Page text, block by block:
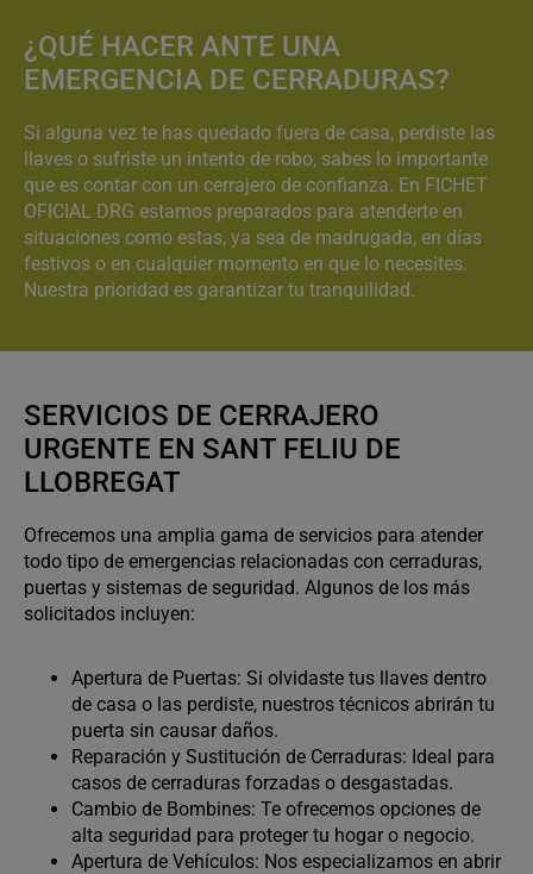
¿QUÉ HACER ANTE UNA
EMERGENCIA DE CERRADURAS?
Si alguna vez te has quedado fuera de casa, perdiste las
llaves o sufriste un intento de robo, sabes lo importante
que es contar con un cerrajero de confianza. En FICHET
OFICIAL DRG estamos preparados para atenderte en
situaciones como estas, ya sea de madrugada, en días
festivos o en cualquier momento en que lo necesites.
Nuestra prioridad es garantizar tu tranquilidad.
SERVICIOS DE CERRAJERO
URGENTE EN SANT FELIU DE
LLOBREGAT
Ofrecemos una amplia gama de servicios para atender
todo tipo de emergencias relacionadas con cerraduras,
puertas y sistemas de seguridad. Algunos de los más
solicitados incluyen:
Apertura de Puertas: Si olvidaste tus llaves dentro
de casa o las perdiste, nuestros técnicos abrirán tu
puerta sin causar daños.
Reparación y Sustitución de Cerraduras: Ideal para
casos de cerraduras forzadas o desgastadas.
Cambio de Bombines: Te ofrecemos opciones de
alta seguridad para proteger tu hogar o negocio.
Apertura de Vehículos: Nos especializamos en abrir